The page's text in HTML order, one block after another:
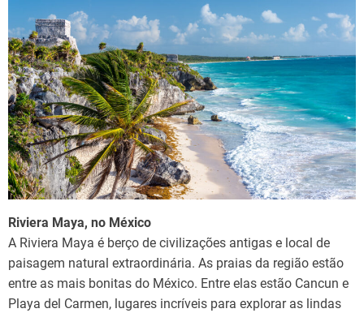
Riviera Maya, no México
A Riviera Maya é berço de civilizações antigas e local de
paisagem natural extraordinária. As praias da região estão
entre as mais bonitas do México. Entre elas estão Cancun e
Playa del Carmen, lugares incríveis para explorar as lindas